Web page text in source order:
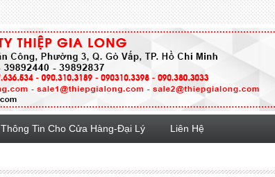
Thông Tin Cho Cửa Hàng-Đại Lý Liên Hệ